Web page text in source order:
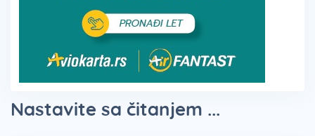
Nastavite sa čitanjem ...